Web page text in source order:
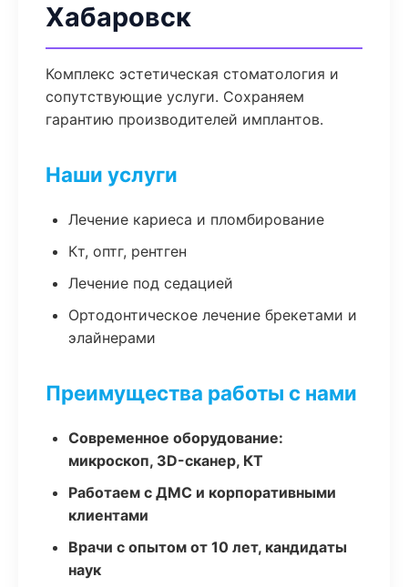
Хабаровск
Комплекс эстетическая стоматология и
сопутствующие услуги. Сохраняем
гарантию производителей имплантов.
Наши услуги
Лечение кариеса и пломбирование
Кт, оптг, рентген
Лечение под седацией
Ортодонтическое лечение брекетами и
элайнерами
Преимущества работы с нами
Современное оборудование:
микроскоп, 3D-сканер, КТ
Работаем с ДМС и корпоративными
клиентами
Врачи с опытом от 10 лет, кандидаты
наук